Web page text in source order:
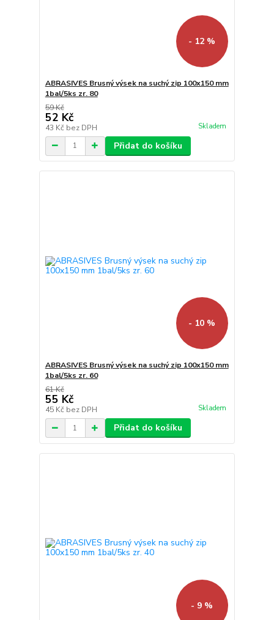
- 12 %
ABRASIVES Brusný výsek na suchý zip 100x150 mm
1bal/5ks zr. 80
59 Kč
52 Kč
43 Kč bez DPH Skladem
Přidat do košíku
- 10 %
ABRASIVES Brusný výsek na suchý zip 100x150 mm
1bal/5ks zr. 60
61 Kč
55 Kč
45 Kč bez DPH Skladem
Přidat do košíku
- 9 %